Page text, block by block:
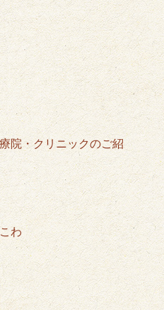
院・クリニックのご紹
わ